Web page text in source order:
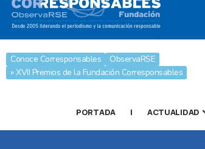
Conoce Corresponsables
ObservaRSE
» XVII Premios de la Fundación Corresponsables
PORTADA | ACTUALIDAD